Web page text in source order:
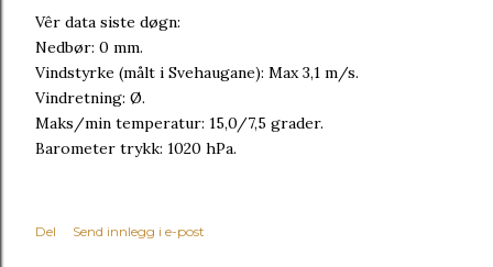
Vêr data siste døgn:
Nedbør: 0 mm.
Vindstyrke (målt i Svehaugane): Max 3,1 m/s.
Vindretning: Ø.
Maks/min temperatur: 15,0/7,5 grader.
Barometer trykk: 1020 hPa.
Del Send innlegg i e-post